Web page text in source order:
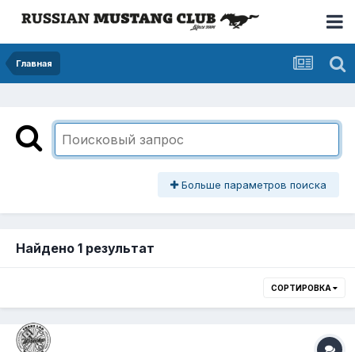
Главная
Больше параметров поиска
Найдено 1 результат
СОРТИРОВКА